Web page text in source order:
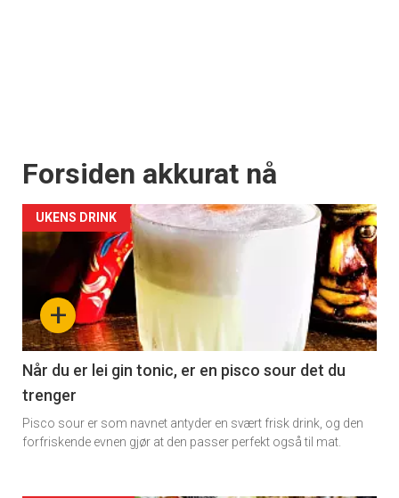
Forsiden akkurat nå
+
UKENS DRINK
Når du er lei gin tonic, er en pisco sour det du
trenger
Pisco sour er som navnet antyder en svært frisk drink, og den
forfriskende evnen gjør at den passer perfekt også til mat.